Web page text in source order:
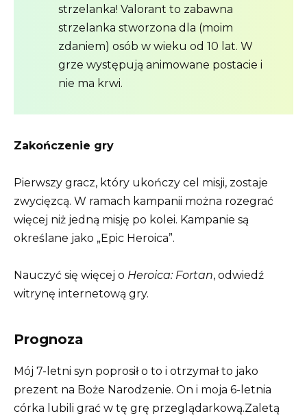
strzelanka! Valorant to zabawna
strzelanka stworzona dla (moim
zdaniem) osób w wieku od 10 lat. W
grze występują animowane postacie i
nie ma krwi.
Zakończenie gry
Pierwszy gracz, który ukończy cel misji, zostaje
zwycięzcą. W ramach kampanii można rozegrać
więcej niż jedną misję po kolei. Kampanie są
określane jako „Epic Heroica”.
Nauczyć się więcej o Heroica: Fortan, odwiedź
witrynę internetową gry.
Prognoza
Mój 7-letni syn poprosił o to i otrzymał to jako
prezent na Boże Narodzenie. On i moja 6-letnia
córka lubili grać w tę grę przeglądarkową.Zaletą